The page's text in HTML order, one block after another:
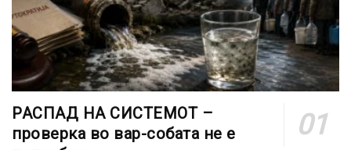
РАСПАД НА СИСТЕМОТ –
проверка во вар-собата не е